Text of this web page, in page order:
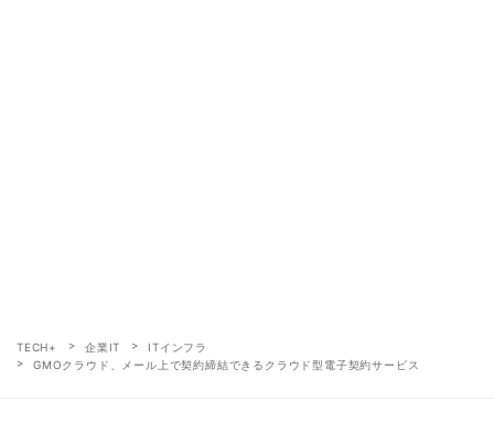
TECH+ 企業IT
ITインフラ
GMOクラウド、メール上で契約締結できるクラウド型電子契約サービス